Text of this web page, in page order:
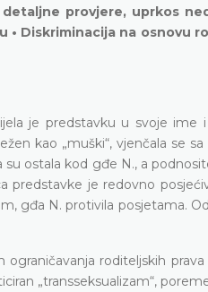
provjere, uprkos
Diskriminacija na osnovu
je predstavku u svoje ime
kao „muški“, vjenčala se
ostala kod gđe N., a
predstavke je redovno
gđa N. protivila posjetama.
roditeljskih
„transseksualizam“,